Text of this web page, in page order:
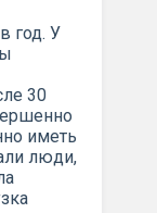
год. У
30
иметь
люди,